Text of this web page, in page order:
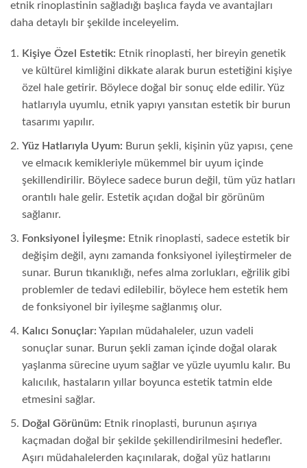
etnik rinoplastinin sağladığı başlıca fayda ve avantajları
daha detaylı bir şekilde inceleyelim.
Kişiye Özel Estetik: Etnik rinoplasti, her bireyin genetik
ve kültürel kimliğini dikkate alarak burun estetiğini kişiye
özel hale getirir. Böylece doğal bir sonuç elde edilir. Yüz
hatlarıyla uyumlu, etnik yapıyı yansıtan estetik bir burun
tasarımı yapılır.
Yüz Hatlarıyla Uyum: Burun şekli, kişinin yüz yapısı, çene
ve elmacık kemikleriyle mükemmel bir uyum içinde
şekillendirilir. Böylece sadece burun değil, tüm yüz hatları
orantılı hale gelir. Estetik açıdan doğal bir görünüm
sağlanır.
Fonksiyonel İyileşme: Etnik rinoplasti, sadece estetik bir
değişim değil, aynı zamanda fonksiyonel iyileştirmeler de
sunar. Burun tıkanıklığı, nefes alma zorlukları, eğrilik gibi
problemler de tedavi edilebilir, böylece hem estetik hem
de fonksiyonel bir iyileşme sağlanmış olur.
Kalıcı Sonuçlar: Yapılan müdahaleler, uzun vadeli
sonuçlar sunar. Burun şekli zaman içinde doğal olarak
yaşlanma sürecine uyum sağlar ve yüzle uyumlu kalır. Bu
kalıcılık, hastaların yıllar boyunca estetik tatmin elde
etmesini sağlar.
Doğal Görünüm: Etnik rinoplasti, burunun aşırıya
kaçmadan doğal bir şekilde şekillendirilmesini hedefler.
Aşırı müdahalelerden kaçınılarak, doğal yüz hatlarını